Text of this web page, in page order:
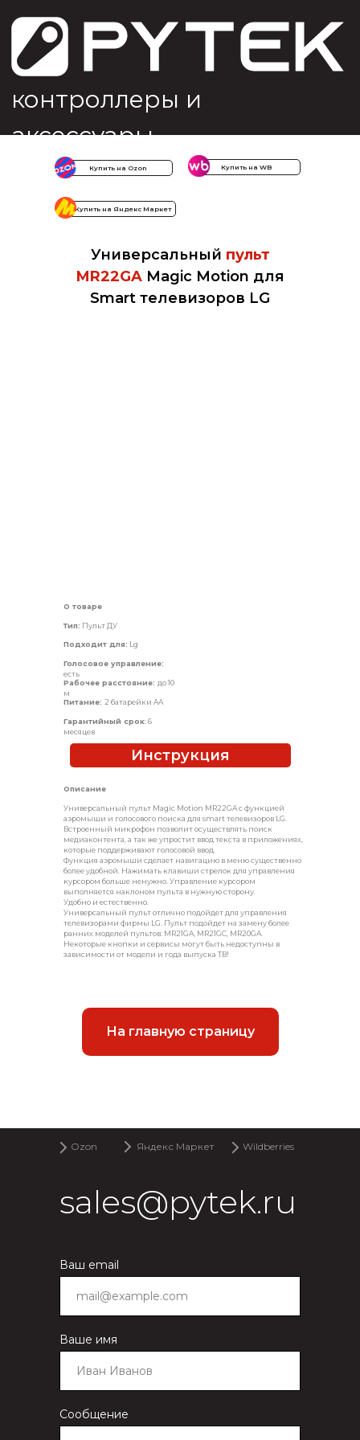
контроллеры и
аксессуары
Купить на Ozon Купить на WB
Купить на Яндекс Маркет
Универсальный пульт
MR22GAMagic Motion для
Smart телевизоров LG
Инструкция
Описание
О товаре
Универсальный пульт Magic Motion MR22GA с функцией
аэромыши и голосового поиска для smart телевизоров LG.
Встроенный микрофон позволит осуществлять поиск
медиаконтента, а так же упростит ввод текста в приложениях,
которые поддерживают голосовой ввод.
Функция аэромыши сделает навигацию в меню существенно
более удобной. Нажимать клавиши стрелок для управления
курсором больше ненужно. Управление курсором
выполняется наклоном пульта в нужную сторону.
Удобно и естественно.
Универсальный пульт отлично подойдет для управления
телевизорами фирмы LG. Пульт подойдет на замену более
ранних моделей пультов: MR21GA, MR21GC, MR20GA.
Некоторые кнопки и сервисы могут быть недоступны в
зависимости от модели и года выпуска ТВ!
Тип: Пульт ДУ
Подходит для: Lg
Голосовое управление:
есть
Рабочее расстояние: до 10
м
Питание: 2 батарейки AA
Гарантийный срок: 6
месяцев
На главную страницу
sales@pytek.ru
Ваш email
Ваше имя
Сообщение
Ozon Wildberries
Яндекс Маркет